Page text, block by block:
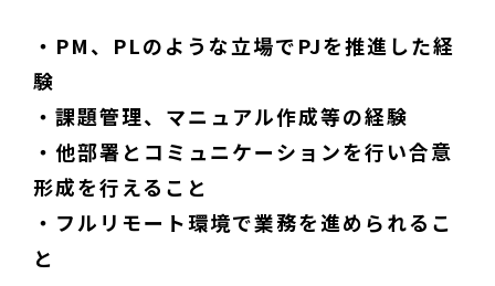
・PM、PLのような立場でPJを推進した経
験
・課題管理、マニュアル作成等の経験
・他部署とコミュニケーションを行い合意
形成を行えること
・フルリモート環境で業務を進められるこ
と